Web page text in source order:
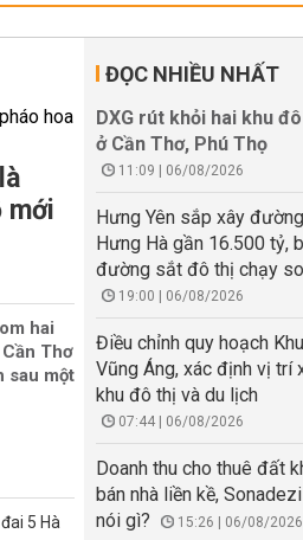
mới
hai
Thơ
sau một
5 Hà
ĐỌC NHIỀU NHẤT
DXG rút khỏi hai khu
ở Cần Thơ, Phú Thọ
11:09 | 06/08/2026
Hưng Yên sắp xây
Hưng Hà gần 16.500 tỷ,
đường sắt đô thị chạy
19:00 | 06/08/2026
Điều chỉnh quy hoạch
Vũng Áng, xác định vị trí
khu đô thị và du lịch
07:44 | 06/08/2026
Doanh thu cho thuê đất
bán nhà liền kề,
nói gì?
15:26 | 06/08/2026